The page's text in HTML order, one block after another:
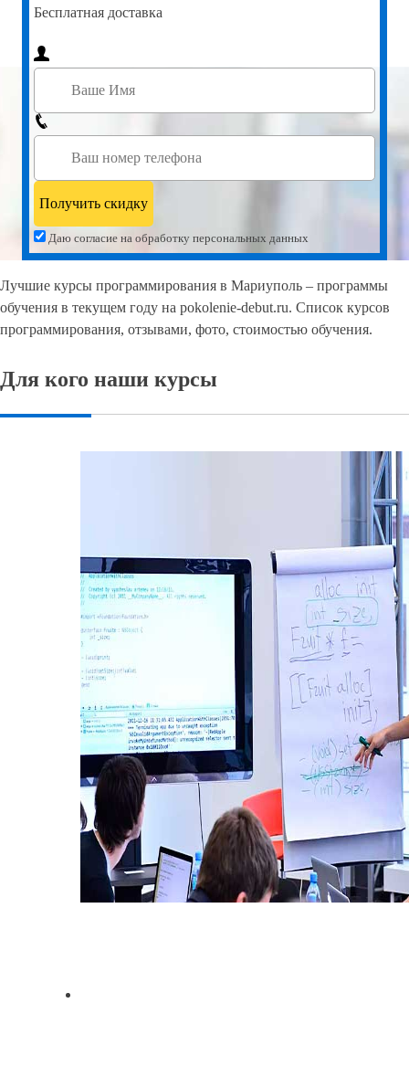
Бесплатная доставка
Даю согласие на обработку персональных данных
Лучшие курсы программирования в Мариуполь – программы
обучения в текущем году на pokolenie-debut.ru. Список курсов
программирования, отзывами, фото, стоимостью обучения.
Для кого наши курсы